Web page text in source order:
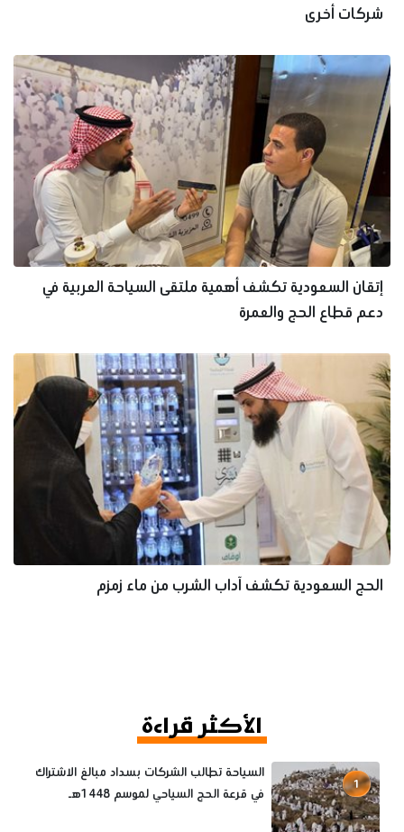
شركات أخرى
إتقان السعودية تكشف أهمية ملتقى السياحة العربية في
دعم قطاع الحج والعمرة
الحج السعودية تكشف آداب الشرب من ماء زمزم
الأكثر قراءة
1
السياحة تطالب الشركات بسداد مبالغ الاشتراك
في قرعة الحج السياحي لموسم 1448هـ